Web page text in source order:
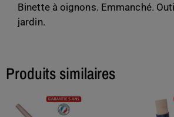
Binette à oignons. Emmanché.
jardin.
Produits similaires